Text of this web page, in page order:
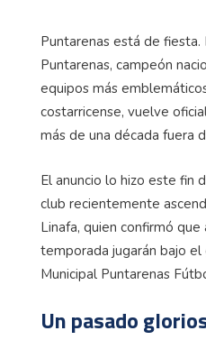
Puntarenas está de
Puntarenas, campeón
equipos más
costarricense, vuelve
más de una década fuera
El anuncio lo hizo este fin
club recientemente
Linafa, quien confirmó
temporada jugarán bajo
Municipal Puntarenas
Un pasado